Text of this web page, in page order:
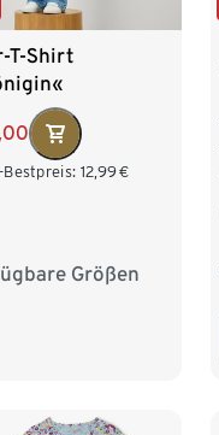
T-Shirt
Bestpreis: 12,99€
Größen
98/104